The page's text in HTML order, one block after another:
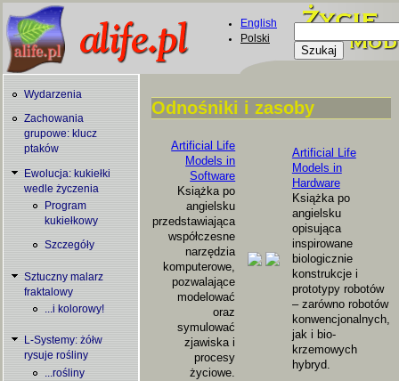
Skip to main content
English
Polski
Formularz
Wydarzenia
Zachowania
grupowe: klucz
ptaków
Ewolucja: kukiełki
wedle życzenia
Program
kukiełkowy
Szczegóły
Sztuczny malarz
fraktalowy
...i kolorowy!
L-Systemy: żółw
rysuje rośliny
...rośliny
Odnośniki i zasoby
Artificial Life
Models in
Software
Książka po
angielsku
przedstawiająca
współczesne
narzędzia
komputerowe,
pozwalające
modelować
oraz
symulować
zjawiska i
procesy
życiowe.
Artificial Life
Models in
Hardware
Książka po
angielsku
opisująca
inspirowane
biologicznie
konstrukcje i
prototypy robotów
– zarówno robotów
konwencjonalnych,
jak i bio-
krzemowych
hybryd.